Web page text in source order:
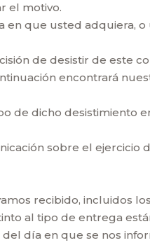
el motivo.
en que usted adquiera,
de desistir de este
encontrará
de dicho
sobre el
recibido, incluidos
al tipo de entrega
día en que se nos